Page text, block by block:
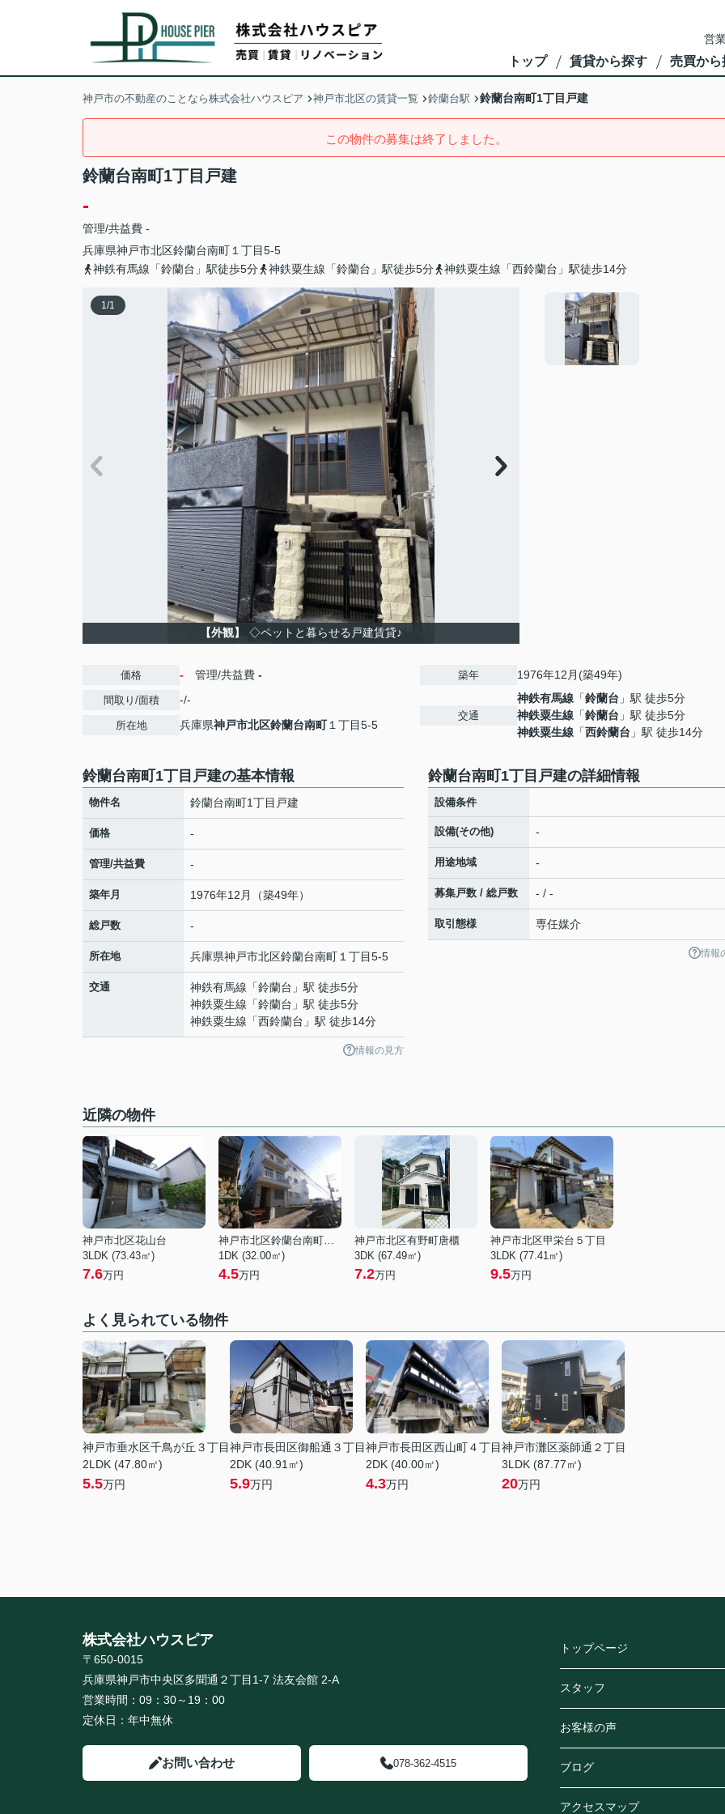
営
トップ 賃貸から探す 売買から
神戸市の不動産のことなら株式会社ハウスピア 神戸市北区の賃貸一覧 鈴蘭台駅 鈴蘭台南町1丁目戸建
この物件の募集は終了しました。
鈴蘭台南町1丁目戸建
-
管理/共益費 -
兵庫県神戸市北区鈴蘭台南町 １丁目5-5
神鉄有馬線「鈴蘭台」駅徒歩5分
神鉄粟生線「鈴蘭台」駅徒歩5分 神鉄粟生線「西鈴蘭台」駅徒歩14分
1/1
【外観】 ◇ペットと暮らせる戸建賃貸♪
価格 - 管理/共益費 -
間取り/面積 -/-
所在地 兵庫県神戸市北区鈴蘭台南町１丁目5-5
築年 1976年12月(築49年)
交通
神鉄有馬線 「鈴蘭台 」駅 徒歩5分
神鉄粟生線 「鈴蘭台 」駅 徒歩5分
神鉄粟生線 「西鈴蘭台 」駅 徒歩14分
鈴蘭台南町1丁目戸建の基本情報
物件名 鈴蘭台南町1丁目戸建
価格 -
管理/共益費 -
築年月 1976年12月（築49年）
総戸数 -
所在地 兵庫県神戸市北区鈴蘭台南町 １丁目5-5
交通 神鉄有馬線 「鈴蘭台 」駅 徒歩5分
神鉄粟生線 「鈴蘭台 」駅 徒歩5分
神鉄粟生線 「西鈴蘭台 」駅 徒歩14分
情報の見方
鈴蘭台南町1丁目戸建の詳細情報
設備条件
設備(その他) -
用途地域 -
募集戸数 / 総戸数 - / -
取引態様 専任媒介
情報
近隣の物件
神戸市北区花山台
3LDK (73.43㎡)
7.6万円
神戸市北区鈴蘭台南町２丁目
1DK (32.00㎡)
4.5万円
神戸市北区有野町唐櫃
3DK (67.49㎡)
7.2万円
神戸市北区甲栄台５丁目
3LDK (77.41㎡)
9.5万円
よく見られている物件
神戸市垂水区千鳥が丘３丁目
2LDK (47.80㎡)
5.5万円
神戸市長田区御船通３丁目
2DK (40.91㎡)
5.9万円
神戸市長田区西山町４丁目
2DK (40.00㎡)
4.3万円
神戸市灘区薬師通２丁目
3LDK (87.77㎡)
20万円
株式会社ハウスピア
〒650-0015
兵庫県神戸市中央区多聞通２丁目1-7 法友会館 2-A
営業時間： 09：30～19：00
定休日： 年中無休
お問い合わせ 078-362-4515
トップページ
スタッフ
お客様の声
ブログ
アクセスマップ